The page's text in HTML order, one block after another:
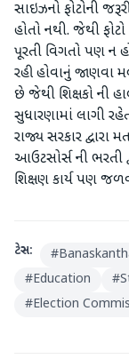
સાઇઝનો ફોટોની
હોતો નથી. જેથી
પૂરતી વિગતો પણ ન
રહી હોવાનું જાણવા
છે જેથી શિક્ષકો ની
સુધારણામાં લાગી
રાજ્ય સરકાર
આઉટસોર્સ ની ભરતી
શિક્ષણ કાર્ય પણ
ટેગ્સ: #
#Education #
#Election